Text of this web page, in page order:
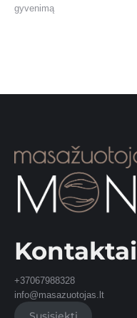
gyvenimą
Kontaktai
+37067988328
info@masazuotojas.lt